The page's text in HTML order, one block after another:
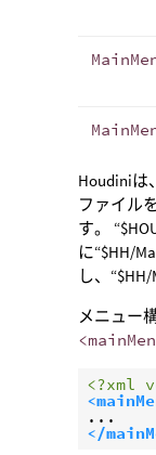
Houdiniは
ファイル
す。
に“$HH/
し、
メニュー
<?xml
</